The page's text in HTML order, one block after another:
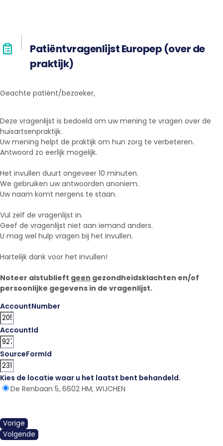
Patiëntvragenlijst Europep (over de
praktijk)
Geachte patiënt/bezoeker,
Deze vragenlijst is bedoeld om uw mening te vragen over de
huisartsenpraktijk.
Uw mening helpt de praktijk om hun zorg te verbeteren.
Antwoord zo eerlijk mogelijk.
Het invullen duurt ongeveer 10 minuten.
We gebruiken uw antwoorden anoniem.
Uw naam komt nergens te staan.
Vul zelf de vragenlijst in.
Geef de vragenlijst niet aan iemand anders.
U mag wel hulp vragen bij het invullen.
Hartelijk dank voor het invullen!
Noteer alstublieft geen gezondheidsklachten en/of
persoonlijke gegevens in de vragenlijst.
AccountNumber
AccountId
SourceFormId
Kies de locatie waar u het laatst bent behandeld.
De Renbaan 5, 6602 HM, WIJCHEN
Vorige
Volgende